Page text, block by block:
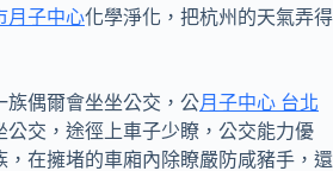
月子中心化學淨化，把杭州的天氣弄得
偶爾會坐坐公交，公月子中心 台北
公交，途徑上車子少瞭，公交能力優
，在擁堵的車廂內除瞭嚴防咸豬手，還